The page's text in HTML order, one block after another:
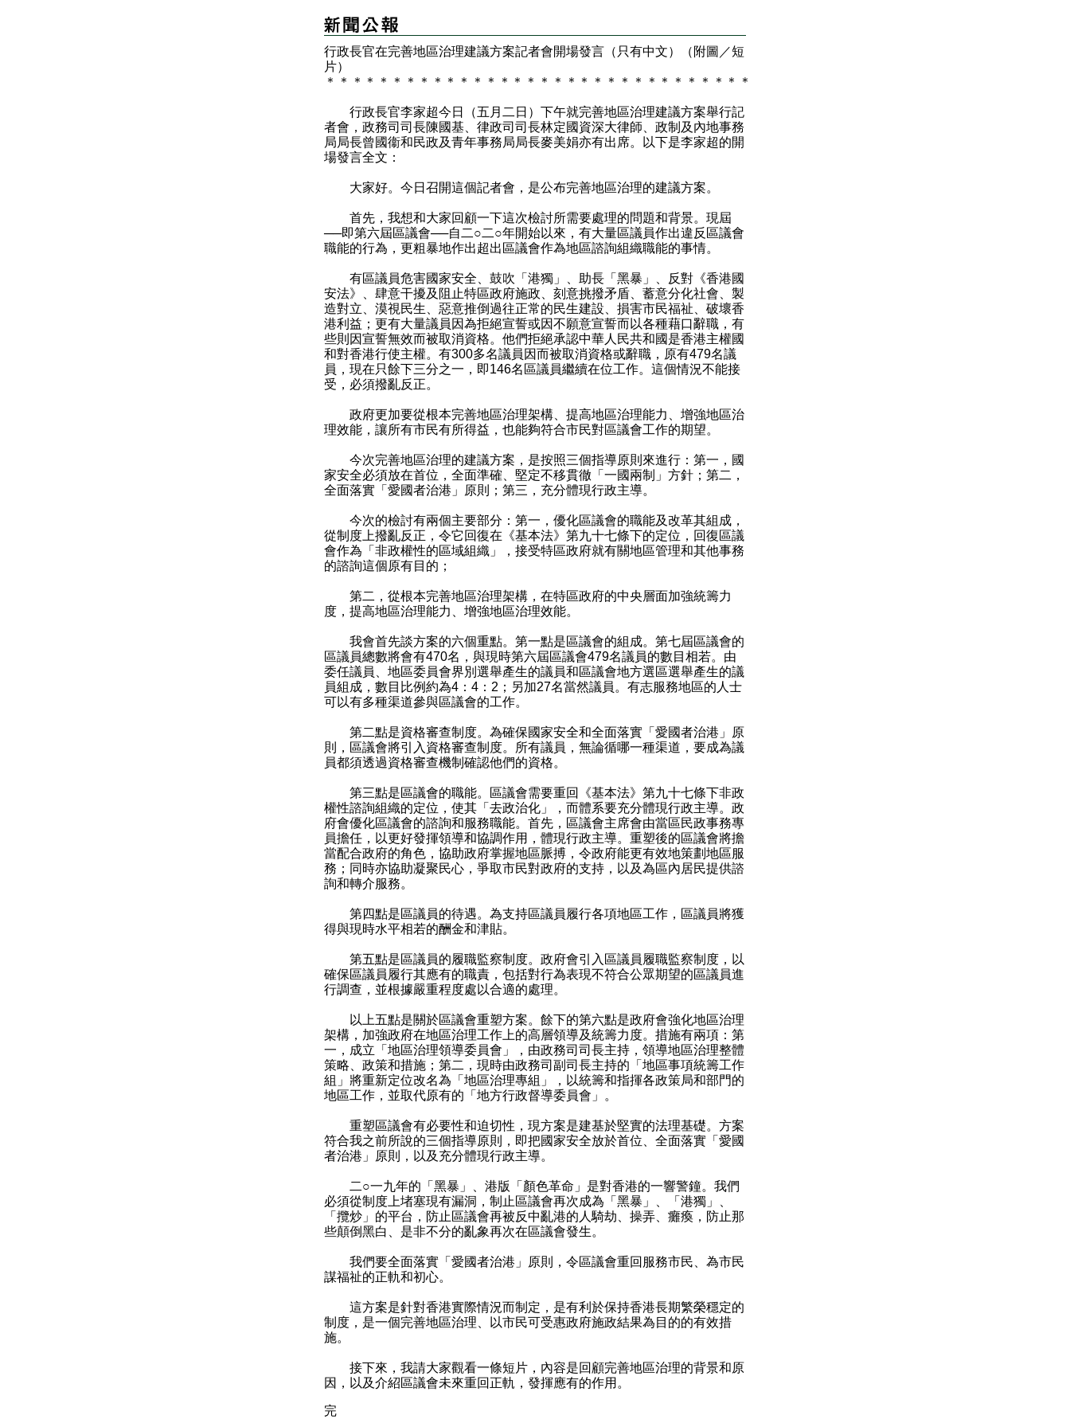
行政長官在完善地區治理建議方案記者會開場發言（只有中文）（附圖／短
片）
＊
＊ ＊ ＊ ＊ ＊ ＊ ＊ ＊ ＊ ＊ ＊ ＊ ＊ ＊ ＊ ＊ ＊ ＊ ＊ ＊ ＊ ＊ ＊ ＊ ＊ ＊ ＊ ＊ ＊ ＊ ＊
行政長官李家超今日（五月二日）下午就完善地區治理建議方案舉行記
者會，政務司司長陳國基、律政司司長林定國資深大律師、政制及內地事務
局局長曾國衞和民政及青年事務局局長麥美娟亦有出席。以下是李家超的開
場發言全文：
大家好。今日召開這個記者會，是公布完善地區治理的建議方案。
首先，我想和大家回顧一下這次檢討所需要處理的問題和背景。現屆
──即第六屆區議會──自二○二○年開始以來，有大量區議員作出違反區議會
職能的行為，更粗暴地作出超出區議會作為地區諮詢組織職能的事情。
有區議員危害國家安全、鼓吹「港獨」、助長「黑暴」、反對《香港國
安法》、肆意干擾及阻止特區政府施政、刻意挑撥矛盾、蓄意分化社會、製
造對立、漠視民生、惡意推倒過往正常的民生建設、損害市民福祉、破壞香
港利益；更有大量議員因為拒絕宣誓或因不願意宣誓而以各種藉口辭職，有
些則因宣誓無效而被取消資格。他們拒絕承認中華人民共和國是香港主權國
和對香港行使主權。有300多名議員因而被取消資格或辭職，原有479名議
員，現在只餘下三分之一，即146名區議員繼續在位工作。這個情況不能接
受，必須撥亂反正。
政府更加要從根本完善地區治理架構、提高地區治理能力、增強地區治
理效能，讓所有市民有所得益，也能夠符合市民對區議會工作的期望。
今次完善地區治理的建議方案，是按照三個指導原則來進行：第一，國
家安全必須放在首位，全面準確、堅定不移貫徹「一國兩制」方針；第二，
全面落實「愛國者治港」原則；第三，充分體現行政主導。
今次的檢討有兩個主要部分：第一，優化區議會的職能及改革其組成，
從制度上撥亂反正，令它回復在《基本法》第九十七條下的定位，回復區議
會作為「非政權性的區域組織」，接受特區政府就有關地區管理和其他事務
的諮詢這個原有目的；
第二，從根本完善地區治理架構，在特區政府的中央層面加強統籌力
度，提高地區治理能力、增強地區治理效能。
我會首先談方案的六個重點。第一點是區議會的組成。第七屆區議會的
區議員總數將會有470名，與現時第六屆區議會479名議員的數目相若。由
委任議員、地區委員會界別選舉產生的議員和區議會地方選區選舉產生的議
員組成，數目比例約為4：4：2；另加27名當然議員。有志服務地區的人士
可以有多種渠道參與區議會的工作。
第二點是資格審查制度。為確保國家安全和全面落實「愛國者治港」原
則，區議會將引入資格審查制度。所有議員，無論循哪一種渠道，要成為議
員都須透過資格審查機制確認他們的資格。
第三點是區議會的職能。區議會需要重回《基本法》第九十七條下非政
權性諮詢組織的定位，使其「去政治化」，而體系要充分體現行政主導。政
府會優化區議會的諮詢和服務職能。首先，區議會主席會由當區民政事務專
員擔任，以更好發揮領導和協調作用，體現行政主導。重塑後的區議會將擔
當配合政府的角色，協助政府掌握地區脈搏，令政府能更有效地策劃地區服
務；同時亦協助凝聚民心，爭取市民對政府的支持，以及為區內居民提供諮
詢和轉介服務。
第四點是區議員的待遇。為支持區議員履行各項地區工作，區議員將獲
得與現時水平相若的酬金和津貼。
第五點是區議員的履職監察制度。政府會引入區議員履職監察制度，以
確保區議員履行其應有的職責，包括對行為表現不符合公眾期望的區議員進
行調查，並根據嚴重程度處以合適的處理。
以上五點是關於區議會重塑方案。餘下的第六點是政府會強化地區治理
架構，加強政府在地區治理工作上的高層領導及統籌力度。措施有兩項：第
一，成立「地區治理領導委員會」，由政務司司長主持，領導地區治理整體
策略、政策和措施；第二，現時由政務司副司長主持的「地區事項統籌工作
組」將重新定位改名為「地區治理專組」，以統籌和指揮各政策局和部門的
地區工作，並取代原有的「地方行政督導委員會」。
重塑區議會有必要性和迫切性，現方案是建基於堅實的法理基礎。方案
符合我之前所說的三個指導原則，即把國家安全放於首位、全面落實「愛國
者治港」原則，以及充分體現行政主導。
二○一九年的「黑暴」、港版「顏色革命」是對香港的一響警鐘。我們
必須從制度上堵塞現有漏洞，制止區議會再次成為「黑暴」、「港獨」、
「攬炒」的平台，防止區議會再被反中亂港的人騎劫、操弄、癱瘓，防止那
些顛倒黑白、是非不分的亂象再次在區議會發生。
我們要全面落實「愛國者治港」原則，令區議會重回服務市民、為市民
謀福祉的正軌和初心。
這方案是針對香港實際情況而制定，是有利於保持香港長期繁榮穩定的
制度，是一個完善地區治理、以市民可受惠政府施政結果為目的的有效措
施。
接下來，我請大家觀看一條短片，內容是回顧完善地區治理的背景和原
因，以及介紹區議會未來重回正軌，發揮應有的作用。
完